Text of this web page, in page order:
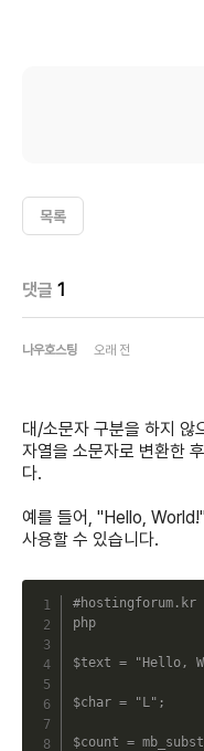
목록
댓글 1
나우호스팅 오래 전
대/소문자 구분을 하지
자열을 소문자로 변환한
다.
예를 들어, "Hello,
사용할 수 있습니다.
#hostingforum.kr
php
$text = "Hello,
$char = "L" ;
$count =